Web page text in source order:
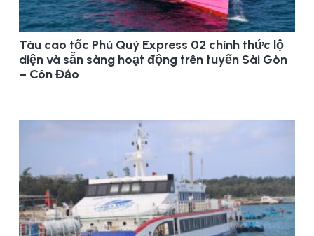
Tàu cao tốc Phú Quý Express 02 chính thức lộ
diện và sẵn sàng hoạt động trên tuyến Sài Gòn
– Côn Đảo